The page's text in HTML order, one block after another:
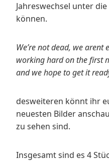
Jahreswechsel unter
können.
We’re not dead, we arent
working hard on the first
and we hope to get it
desweiteren könnt ihr
neuesten Bilder
zu sehen sind.
Insgesamt sind es 4